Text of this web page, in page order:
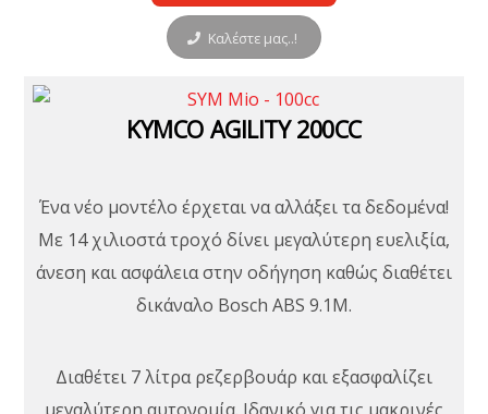
Καλέστε μας..!
KYMCO AGILITY 200CC
Ένα νέο μοντέλο έρχεται να αλλάξει τα δεδομένα!
Με 14 χιλιοστά τροχό δίνει μεγαλύτερη ευελιξία,
άνεση και ασφάλεια στην οδήγηση καθώς διαθέτει
δικάναλο Bosch ABS 9.1M.
Διαθέτει 7 λίτρα ρεζερβουάρ και εξασφαλίζει